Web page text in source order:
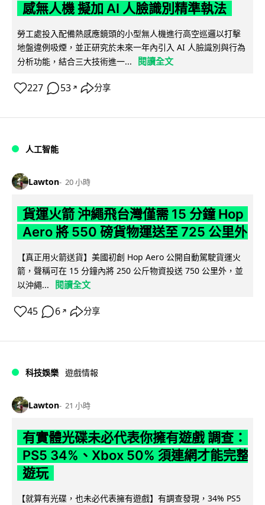
感無人機 擬加 AI 人臉識別精準執法
勞工處投入配備熱感應鏡頭的小型無人機進行高空巡邏以打擊
地盤違例吸煙，並正研究於未來一年內引入 AI 人臉識別與行為
分析功能，結合三大技術進一...
閱讀全文
227 53 ↗ 分享
人工智能
Lawton 20 小時
貨運火箭 沖繩飛台灣僅需 15 分鐘 Hop
Aero 將 550 磅貨物運送至 725 公里外
【真正用火箭送貨】美國初創 Hop Aero 公開自動駕駛貨運火
箭，聲稱可在 15 分鐘內將 250 公斤物資投送 750 公里外，並
以沖繩...
閱讀全文
45 6 ↗ 分享
科技娛樂 遊戲情報
Lawton 21 小時
有實體光碟未必代表你擁有遊戲 調查：
PS5 34%、Xbox 50% 須連網才能完整
遊玩
【就算有光碟，也未必代表擁有遊戲】有調查發現，34% PS5